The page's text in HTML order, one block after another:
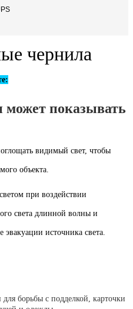
чернила
может показывать
видимый свет, чтобы
объекта.
при воздействии
света длинной волны и
эвакуации источника света
борьбы с подделкой, карточки